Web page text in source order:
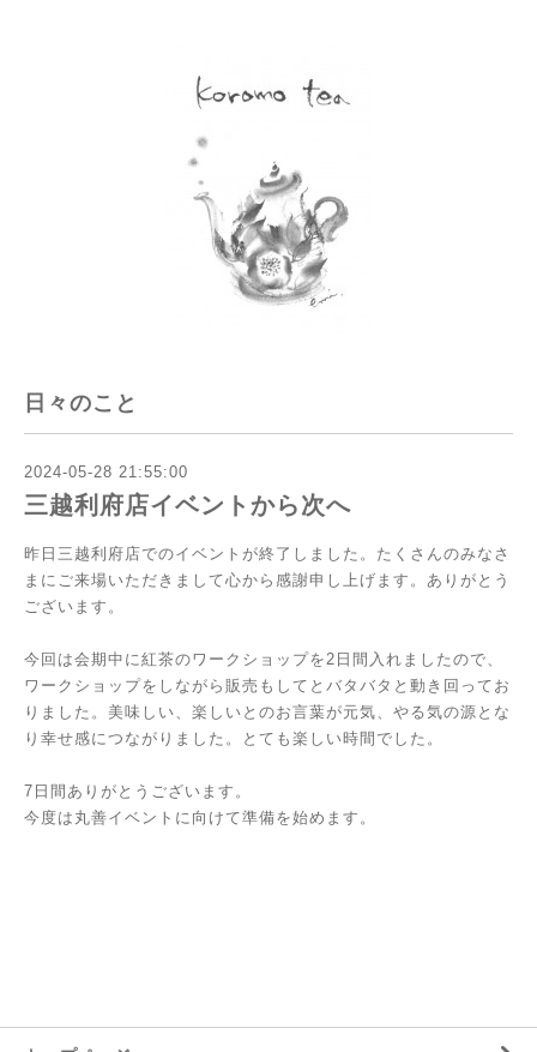
日々のこと
2024-05-28 21:55:00
三越利府店イベントから次へ
昨日三越利府店でのイベントが終了しました。たくさんのみなさ
まにご来場いただきまして心から感謝申し上げます。ありがとう
ございます。
今回は会期中に紅茶のワークショップを2日間入れましたので、
ワークショップをしながら販売もしてとバタバタと動き回ってお
りました。美味しい、楽しいとのお言葉が元気、やる気の源とな
り幸せ感につながりました。とても楽しい時間でした。
7日間ありがとうございます。
今度は丸善イベントに向けて準備を始めます。